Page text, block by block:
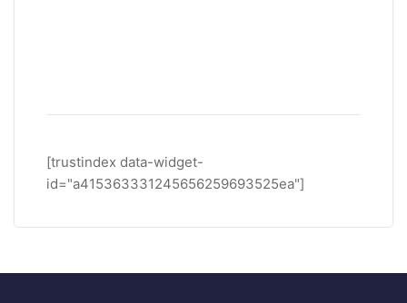
[trustindex data-widget-
id="a415363331245656259693525ea"]